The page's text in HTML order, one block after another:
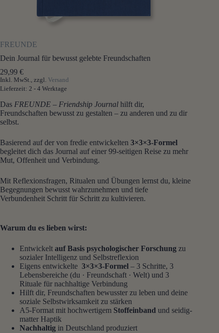
FREUNDE
Dein Journal für bewusst gelebte Freundschaften
29,99 €
Inkl. MwSt., zzgl. Versand
Lieferzeit: 2 - 4 Werktage
Das FREUNDE – Friendship Journal hilft dir,
Freundschaften bewusst zu gestalten – zu anderen und zu dir
selbst.
Basierend auf der von fredie entwickelten 3×3×3-Formel
begleitet dich das Journal auf einer 99-seitigen Reise zu mehr
Mut, Offenheit und Verbindung.
Mit Reflexionsfragen, Ritualen und Übungen lernst du, kleine
Begegnungen bewusst wahrzunehmen und tiefe
Verbundenheit Schritt für Schritt zu kultivieren.
Warum du es lieben wirst:
Entwickelt auf Basis psychologischer Forschung zu
sozialer Intelligenz und Selbstreflexion
Eigens entwickelte 3×3×3-Formel – 3 Schritte, 3
Lebensbereiche (du · Freundschaft · Welt) und 3
Rituale für nachhaltige Verbindung
Hilft dir, Freundschaften bewusster zu leben und deine
soziale Selbstwirksamkeit zu stärken
A5-Format mit hochwertigem Stoffeinband und seidig-
matter Haptik
Nachhaltig in Deutschland produziert